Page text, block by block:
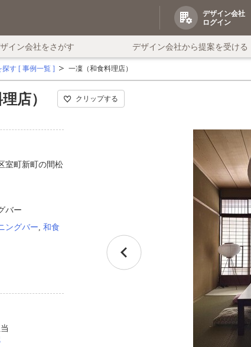
デザイン会社
ログイン
イン会社をさがす デザイン会社から提案を受ける
す [ 事例一覧 ] 一凜（和食料理店）
店） クリップする
室町新町の間松
バー
ングバー, 和食